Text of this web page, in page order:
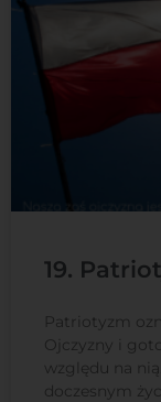
19.
Patriotyzm
Ojczyzny i
względu na
doczesnym